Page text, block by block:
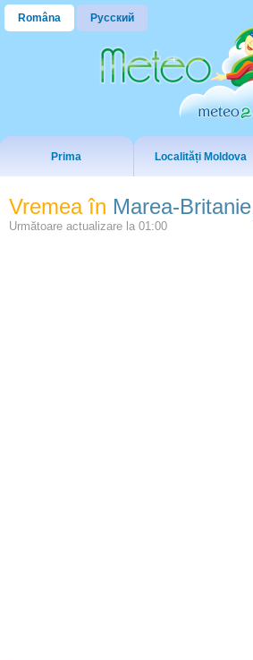
Româna Русский
Prima Localități Moldova
Vremea în Marea-
Următoare actualizare la 01:00